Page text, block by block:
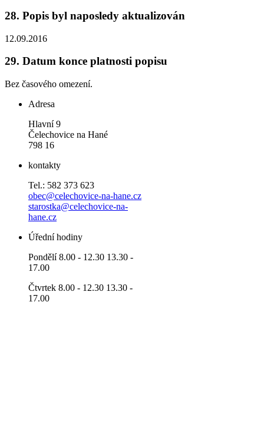
28. Popis byl naposledy aktualizován
12.09.2016
29. Datum konce platnosti popisu
Bez časového omezení.
Adresa
Hlavní 9
Čelechovice na Hané
798 16
kontakty
Tel.: 582 373 623
obec@celechovice-na-hane.cz
starostka@celechovice-na-
hane.cz
Úřední hodiny
Pondělí 8.00 - 12.30 13.30 -
17.00
Čtvrtek 8.00 - 12.30 13.30 -
17.00